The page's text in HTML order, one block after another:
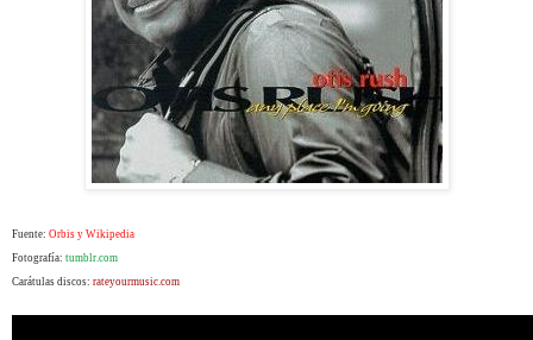
Fuente: Orbis y Wikipedia
Fotografía: tumblr.com
Carátulas discos: rateyourmusic.com